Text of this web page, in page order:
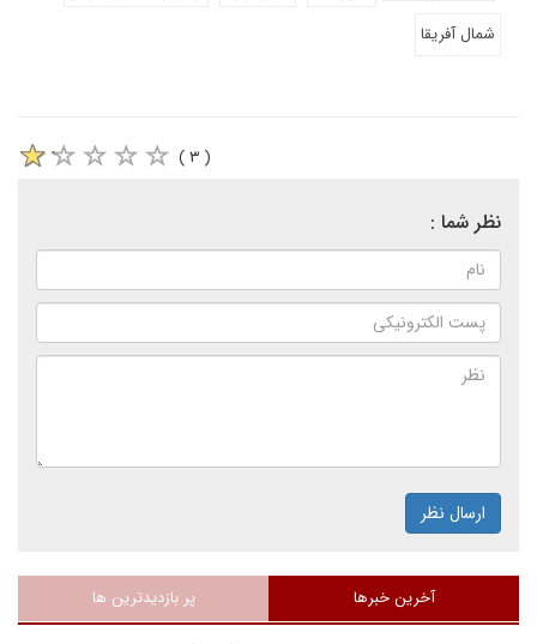
شمال آفریقا
( ۳ )
نظر شما :
ارسال نظر
آخرین خبرها پر بازدیدترین ها